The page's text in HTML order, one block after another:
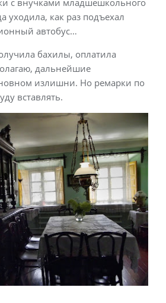
с внучками младшешкольного
уходила, как раз подъехал
автобус…
бахилы, оплатила
дальнейшие
излишни. Но ремарки по
вставлять.